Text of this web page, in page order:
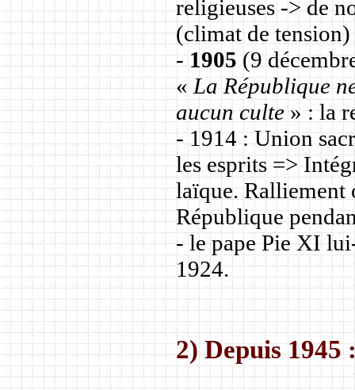
religieuses -> de
(climat de
-1905(9
«La République
aucun culte» : la
- 1914 : Union
les esprits =>
laïque. Ralliement
République
- le pape Pie XI
1924.
2) Depuis 1945